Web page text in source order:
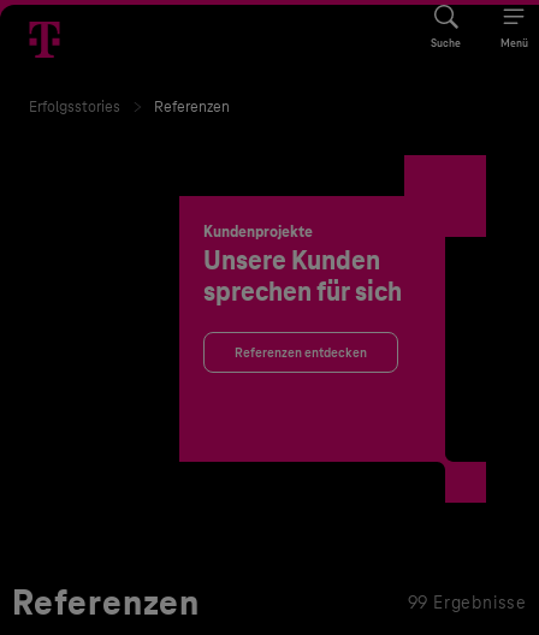
Suche Menü
Erfolgsstories Referenzen
Kundenprojekte
Unsere Kunden
sprechen für sich
Referenzen entdecken
Referenzen 99 Ergebnisse